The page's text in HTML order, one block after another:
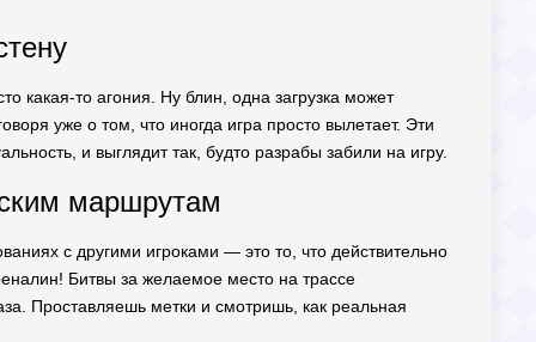
какая-то агония. Ну блин, одна загрузка может
уже о том, что иногда игра просто вылетает. Эти
и выглядит так, будто разрабы забили на игру.
маршрутам
с другими игроками — это то, что действительно
Битвы за желаемое место на трассе
Проставляешь метки и смотришь, как реальная